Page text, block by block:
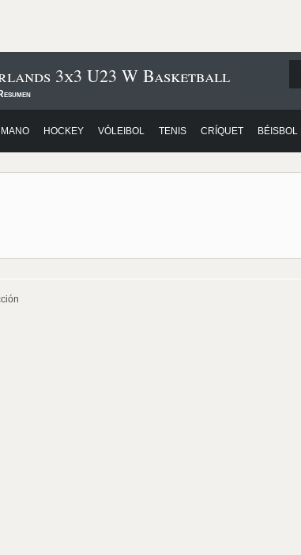
3x3 U23 W Basketball
HOCKEY VÓLEIBOL TENIS CRÍQUET BÉISBOL